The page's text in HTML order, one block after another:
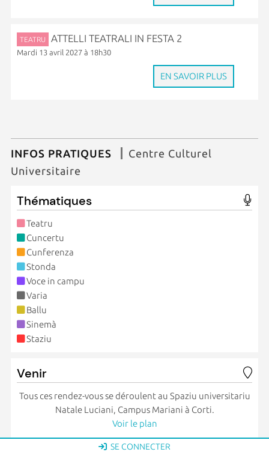
TEATRU ATTELLI TEATRALI IN FESTA 2
Mardi 13 avril 2027 à 18h30
EN SAVOIR PLUS
INFOS PRATIQUES
Centre Culturel
Universitaire
Thématiques
Teatru
Cuncertu
Cunferenza
Stonda
Voce in campu
Varia
Ballu
Sinemà
Staziu
Venir
Tous ces rendez-vous se déroulent au Spaziu universitariu
Natale Luciani, Campus Mariani à Corti.
Voir le plan
SE CONNECTER